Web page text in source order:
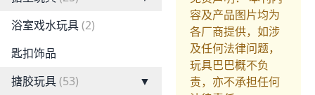
浴室戏水玩具(2)
匙扣饰品
搪胶玩具(53) ▼
容及产品图片均为
各厂商提供，如涉
及任何法律问题，
玩具巴巴概不负
责，亦不承担任何